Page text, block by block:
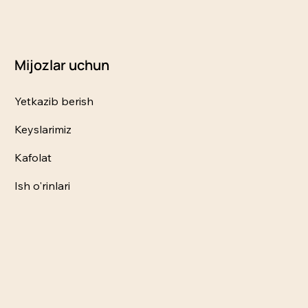
Mijozlar uchun
Yetkazib berish
Keyslarimiz
Kafolat
Ish o'rinlari